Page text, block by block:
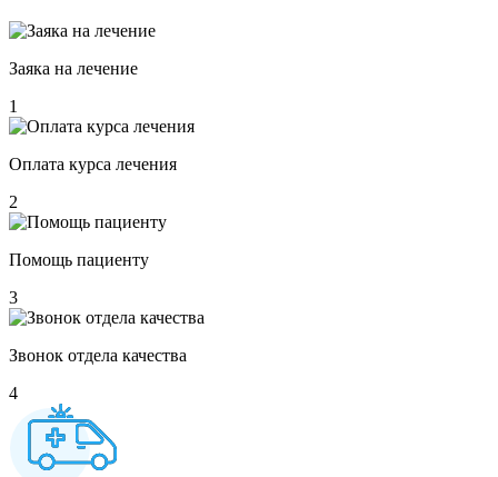
Заяка на лечение
1
Оплата курса лечения
2
Помощь пациенту
3
Звонок отдела качества
4